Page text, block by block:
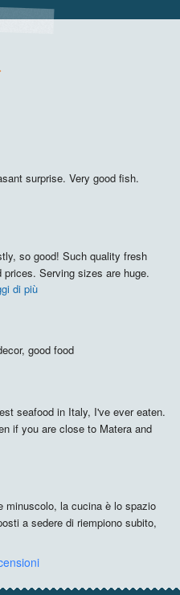
surprise. Very good fish.
so good! Such quality fresh
Serving sizes are huge.
di più
good food
seafood in Italy, I've ever eaten.
if you are close to Matera and
minuscolo, la cucina è lo spazio
a sedere di riempiono subito,